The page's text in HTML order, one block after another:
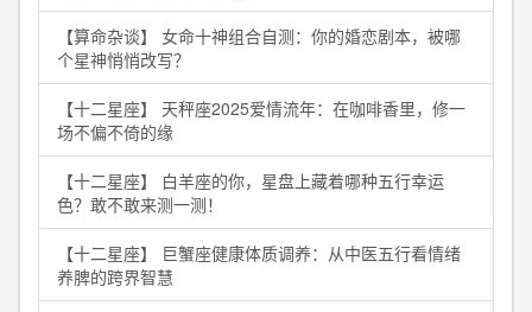
【算命杂谈】 女命十神组合自测：你的婚恋剧本，被哪
个星神悄悄改写？
【十二星座】 天秤座2025爱情流年：在咖啡香里，修一
场不偏不倚的缘
【十二星座】 白羊座的你，星盘上藏着哪种五行幸运
色？敢不敢来测一测！
【十二星座】 巨蟹座健康体质调养：从中医五行看情绪
养脾的跨界智慧